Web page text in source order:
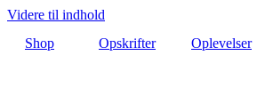
Videre til indhold
Shop
Opskrifter Oplevelser